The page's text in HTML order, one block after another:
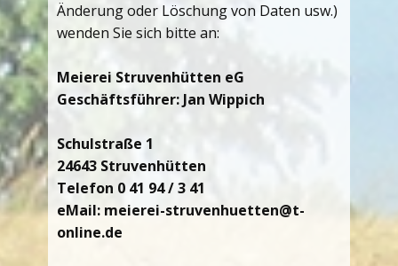
Änderung oder Löschung von Daten usw.)
wenden Sie sich bitte an:
Meierei Struvenhütten eG
Geschäftsführer: Jan Wippich
Schulstraße 1
24643 Struvenhütten
Telefon 0 41 94 / 3 41
eMail: meierei-struvenhuetten@t-
online.de